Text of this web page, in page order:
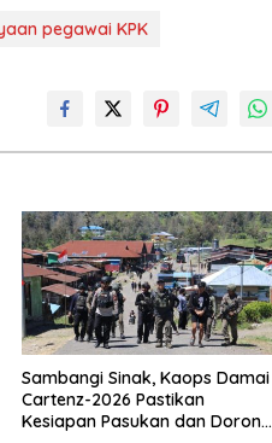
pegawai KPK
Sambangi Sinak, Kaops Damai
Cartenz-2026 Pastikan
Kesiapan Pasukan dan Dorong